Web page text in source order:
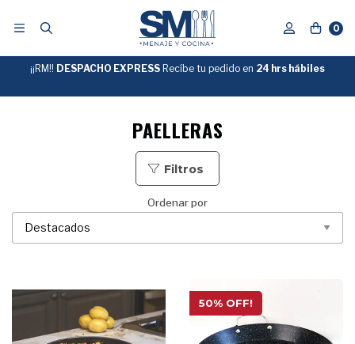
0
GRATIS
SOBRE
¡¡RM!! DESPACHO EXPRESS Recíbe tu pedido en 24 hrs hábiles
PAELLERAS
Filtros
Ordenar por
50% OFF!